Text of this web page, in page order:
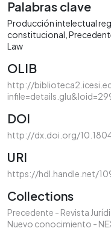
Palabras clave
Producción intelectual
constitucional
Law
OLIB
http://
DOI
http://dx.doi.org/
URI
https://hdl.handle.net/
Collections
Precedente - Revista
Nuevo conocimiento -